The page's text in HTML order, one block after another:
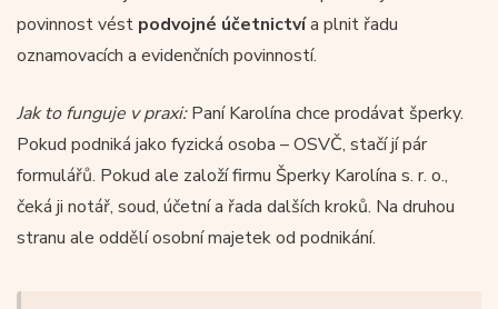
povinnost vést podvojné účetnictvía plnit řadu
oznamovacích a evidenčních povinností.
Jak to funguje v praxi:Paní Karolína chce prodávat šperky.
Pokud podniká jako fyzická osoba – OSVČ, stačí jí pár
formulářů. Pokud ale založí firmu Šperky Karolína s. r. o.,
čeká ji notář, soud, účetní a řada dalších kroků. Na druhou
stranu ale oddělí osobní majetek od podnikání.